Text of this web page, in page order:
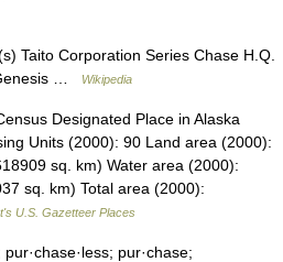
Taito Corporation Series Chase H.Q.
…
Wikipedia
Designated Place in Alaska
Units (2000): 90 Land area (2000):
sq. km) Water area (2000):
sq. km) Total area (2000):
U.S. Gazetteer Places
pur·chase;